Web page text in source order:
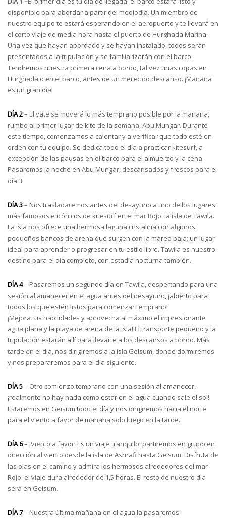
disponible para abordar a partir del mediodía. Un miembro de
nuestro equipo te estará esperando en el aeropuerto y te llevará en
el corto viaje de media hora hasta el puerto de Hurghada Marina.
Una vez que hayan abordado y se hayan instalado, todos serán
presentados a la tripulación y se familiarizarán con el barco.
Tendremos nuestra primera cena a bordo, tal vez unas copas en
Hurghada o en el barco, antes de un merecido descanso. ¡Mañana
es un gran día!
DÍA 2– El yate se moverá lo más temprano posible por la mañana,
rumbo al primer lugar de kite de la semana, Abu Mungar. Durante
este tiempo, comenzamos a calentar y a verificar que todo esté en
orden con tu equipo. Se dedica todo el día a practicar kitesurf, a
excepción de las pausas en el barco para el almuerzo y la cena.
Pasaremos la noche en Abu Mungar, descansados y frescos para el
día 3.
DÍA 3– Nos trasladaremos antes del desayuno a uno de los lugares
más famosos e icónicos de kitesurf en el mar Rojo: la isla de Tawila.
La isla nos ofrece una hermosa laguna cristalina con algunos
pequeños bancos de arena que surgen con la marea baja; un lugar
ideal para aprender o progresar en tu estilo libre. Tawila es nuestro
destino para el día completo, con estadía nocturna también.
DÍA 4– Pasaremos un segundo día en Tawila, despertando para una
sesión al amanecer en el agua antes del desayuno, ¡abierto para
todos los que estén listos para comenzar temprano!
¡Mejora tus habilidades y aprovecha al máximo el impresionante
agua plana y la playa de arena de la isla! El transporte pequeño y la
tripulación estarán allí para llevarte a los descansos a bordo. Más
tarde en el día, nos dirigiremos a la isla Geisum, donde dormiremos
y nos prepararemos para el día siguiente.
DÍA 5– Otro comienzo temprano con una sesión al amanecer,
¡realmente no hay nada como estar en el agua cuando sale el sol!
Estaremos en Geisum todo el día y nos dirigiremos hacia el norte
para el viento a favor de mañana solo luego en la tarde.
DÍA 6– ¡Viento a favor! Es un viaje tranquilo, partiremos en grupo en
dirección al viento desde la isla de Ashrafi hasta Geisum. Disfruta de
las olas en el camino y admira los hermosos alrededores del mar
Rojo: el viaje dura alrededor de 1,5 horas. El resto de nuestro día
será en Geisum.
DÍA 7– Nuestra última mañana en el agua la pasaremos